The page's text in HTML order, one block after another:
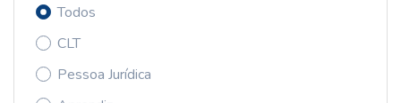
Todos
CLT
Pessoa Jurídica